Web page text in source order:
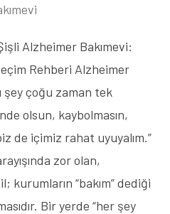
Alzheimer Bakımevi:
Rehberi Alzheimer
şey çoğu zaman tek
olsun, kaybolmasın,
de içimiz rahat uyuyalım.”
zor olan,
“bakım” dediği
Bir yerde “her şey